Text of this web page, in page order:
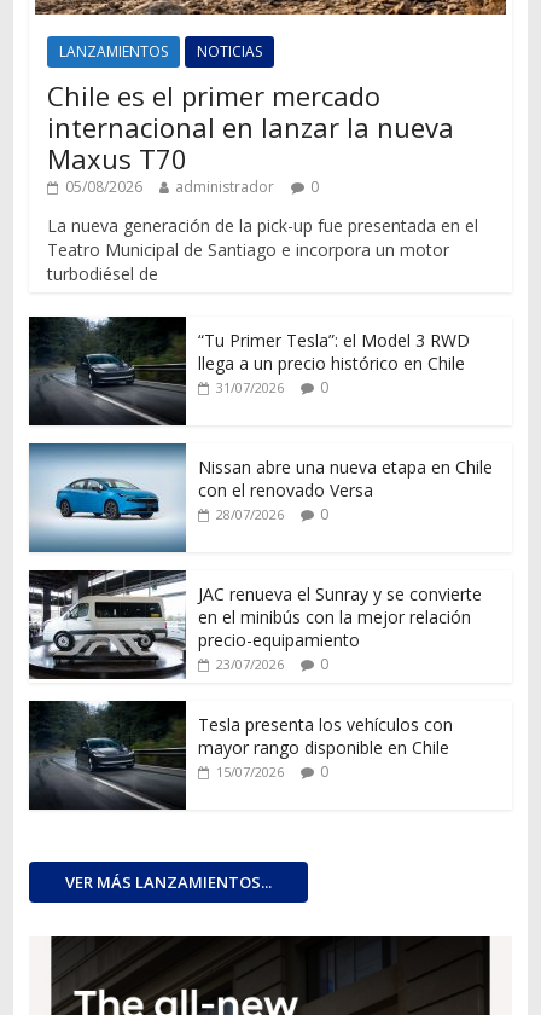
LANZAMIENTOS NOTICIAS
Chile es el primer mercado
internacional en lanzar la nueva
Maxus T70
05/08/2026 administrador 0
La nueva generación de la pick-up fue presentada en el
Teatro Municipal de Santiago e incorpora un motor
turbodiésel de
“Tu Primer Tesla”: el Model 3 RWD
llega a un precio histórico en Chile
31/07/2026 0
Nissan abre una nueva etapa en Chile
con el renovado Versa
28/07/2026 0
JAC renueva el Sunray y se convierte
en el minibús con la mejor relación
precio-equipamiento
23/07/2026 0
Tesla presenta los vehículos con
mayor rango disponible en Chile
15/07/2026 0
VER MÁS LANZAMIENTOS...